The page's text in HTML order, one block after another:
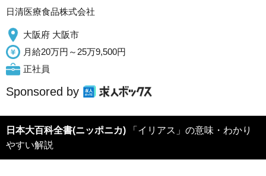
日清医療食品株式会社
大阪府 大阪市
月給20万円～25万9,500円
正社員
Sponsored by
日本大百科全書(ニッポニカ) 「イリアス」の意味・わかり
やすい解説